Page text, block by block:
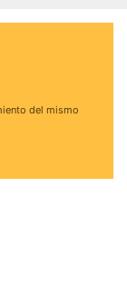
del mismo